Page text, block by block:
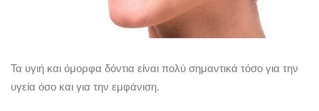
Τα υγιή και όμορφα δόντια είναι πολύ σημαντικά τόσο για την
υγεία όσο και για την εμφάνιση.